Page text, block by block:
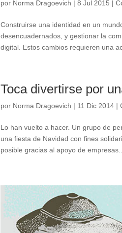
por Norma Dragoevich |8 Jul 2015 |
Construirse una identidad en un
desencuadernados, y gestionar la
digital. Estos cambios requieren una
Toca divertirse por
por Norma Dragoevich | 11 Dic 2014 |
Lo han vuelto a hacer. Un grupo de
una fiesta de Navidad con fines
posible gracias al apoyo de empresas...